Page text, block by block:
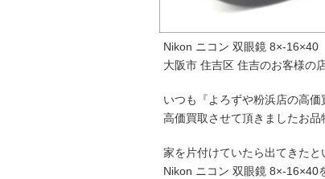
Nikon ニコン 双眼鏡 8×-16×40
大阪市 住吉区 住吉のお客様の
いつも『よろずや粉浜店の高価
高価買取させて頂きましたお品
家を片付けていたら出てきたと
Nikon ニコン 双眼鏡 8×-16×40